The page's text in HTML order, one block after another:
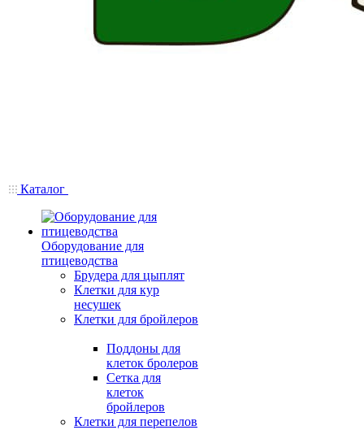
Каталог
Оборудование для
птицеводства
Брудера для цыплят
Клетки для кур
несушек
Клетки для бройлеров
Поддоны для
клеток бролеров
Сетка для
клеток
бройлеров
Клетки для перепелов